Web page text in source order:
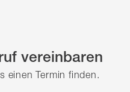
vereinbaren
einen Termin finden.